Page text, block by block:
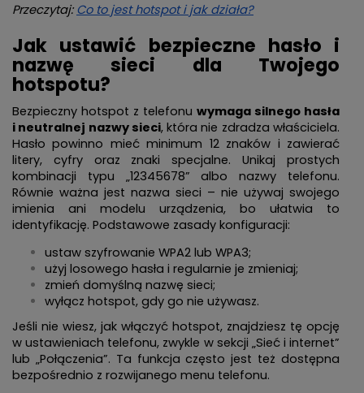
Przeczytaj: Co to jest hotspot i jak działa?
Jak ustawić bezpieczne hasło i
nazwę sieci dla Twojego
hotspotu?
Bezpieczny hotspot z telefonu wymaga silnego hasła
i neutralnej nazwy sieci, która nie zdradza właściciela.
Hasło powinno mieć minimum 12 znaków i zawierać
litery, cyfry oraz znaki specjalne. Unikaj prostych
kombinacji typu „12345678” albo nazwy telefonu.
Równie ważna jest nazwa sieci – nie używaj swojego
imienia ani modelu urządzenia, bo ułatwia to
identyfikację. Podstawowe zasady konfiguracji:
ustaw szyfrowanie WPA2 lub WPA3;
użyj losowego hasła i regularnie je zmieniaj;
zmień domyślną nazwę sieci;
wyłącz hotspot, gdy go nie używasz.
Jeśli nie wiesz, jak włączyć hotspot, znajdziesz tę opcję
w ustawieniach telefonu, zwykle w sekcji „Sieć i internet”
lub „Połączenia”. Ta funkcja często jest też dostępna
bezpośrednio z rozwijanego menu telefonu.